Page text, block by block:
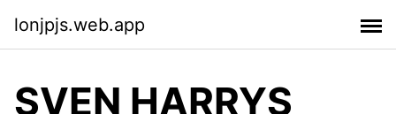
lonjpjs.web.app
SVEN HARRYS